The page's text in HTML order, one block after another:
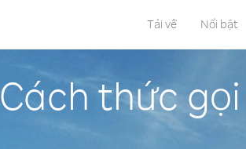
Tải về Nổi bật
Cách thức